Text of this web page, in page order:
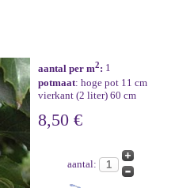
aantal per m2: 1
potmaat: hoge pot 11 cm
vierkant (2 liter) 60 cm
8,50 €
aantal: